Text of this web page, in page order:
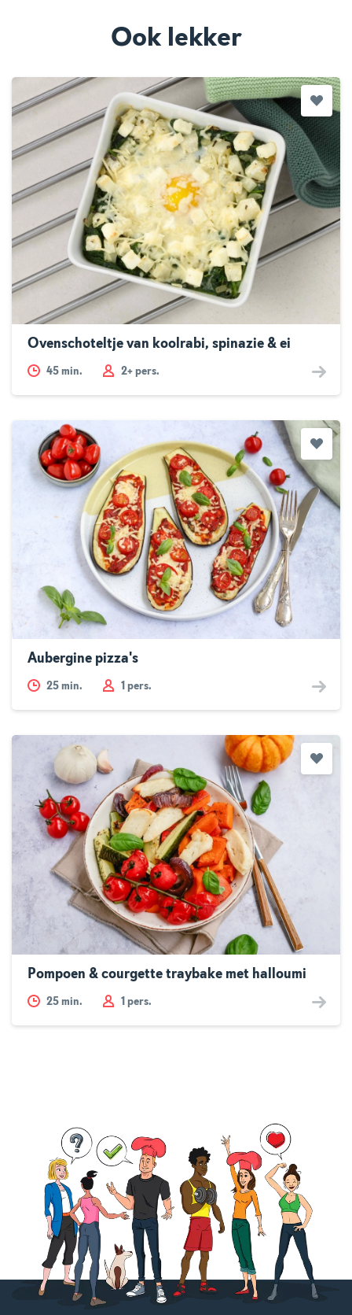
Ook lekker
Ovenschoteltje van koolrabi, spinazie & ei
45 min. 2+ pers.
Aubergine pizza's
25 min. 1 pers.
Pompoen & courgette traybake met halloumi
25 min. 1 pers.